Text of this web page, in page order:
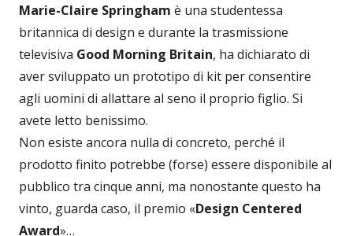
Marie-Claire Springham è una studentessa
britannica di design e durante la trasmissione
televisiva Good Morning Britain, ha dichiarato di
aver sviluppato un prototipo di kit per consentire
agli uomini di allattare al seno il proprio figlio. Si
avete letto benissimo.
Non esiste ancora nulla di concreto, perché il
prodotto finito potrebbe (forse) essere disponibile al
pubblico tra cinque anni, ma nonostante questo ha
vinto, guarda caso, il premio «Design Centered
Award»…